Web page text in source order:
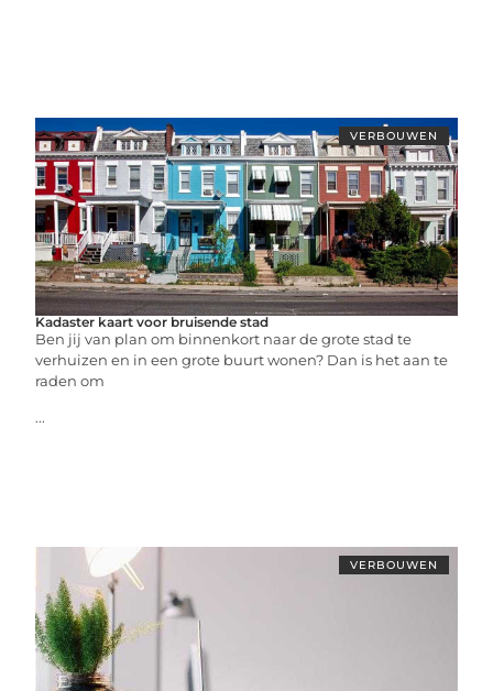
VERBOUWEN
Kadaster kaart voor bruisende stad
Ben jij van plan om binnenkort naar de grote stad te
verhuizen en in een grote buurt wonen? Dan is het aan te
raden om
...
VERBOUWEN